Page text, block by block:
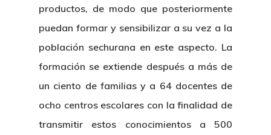
productos, de modo que posteriormente
puedan formar y sensibilizar a su vez a la
población sechurana en este aspecto. La
formación se extiende después a más de
un ciento de familias y a 64 docentes de
ocho centros escolares con la finalidad de
transmitir estos conocimientos a 500